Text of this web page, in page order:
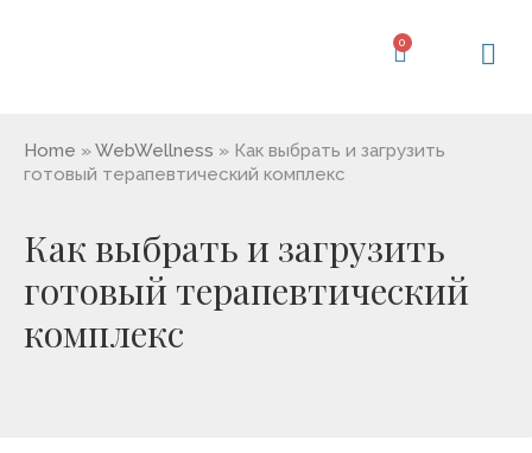
0
Корзина
Home »WebWellness » Как выбрать и загрузить
готовый терапевтический комплекс
Как выбрать и загрузить
готовый терапевтический
комплекс